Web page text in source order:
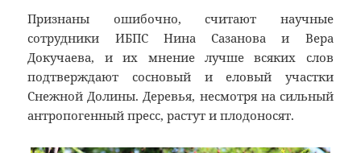
Признаны ошибочно, считают научные
сотрудники ИБПС Нина Сазанова и Вера
Докучаева, и их мнение лучше всяких слов
подтверждают сосновый и еловый участки
Снежной Долины. Деревья, несмотря на сильный
антропогенный пресс, растут и плодоносят.